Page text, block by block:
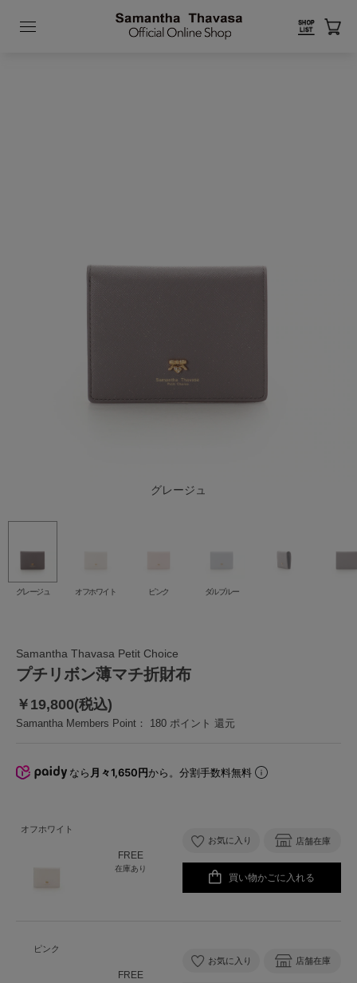
グレージュ
オフホワイト
ピンク
ダルブルー
グレージュ オフホワイト ピンク ダルブルー
Samantha Thavasa Petit Choice
プチリボン薄マチ折財布
￥19,800(税込)
Samantha Members Point： 180 ポイント 還元
なら 月々1,650円から。分割手数料無料
オフホワイト
FREE
在庫あり
お気に入り 店舗在庫
買い物かごに入れる
ピンク
FREE
お気に入り 店舗在庫